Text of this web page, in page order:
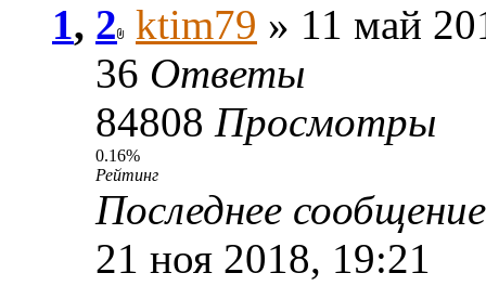
1, 2 ktim79 » 11 май
36 Ответы
84808 Просмотры
0.16%
Рейтинг
Последнее
21 ноя 2018, 19:21